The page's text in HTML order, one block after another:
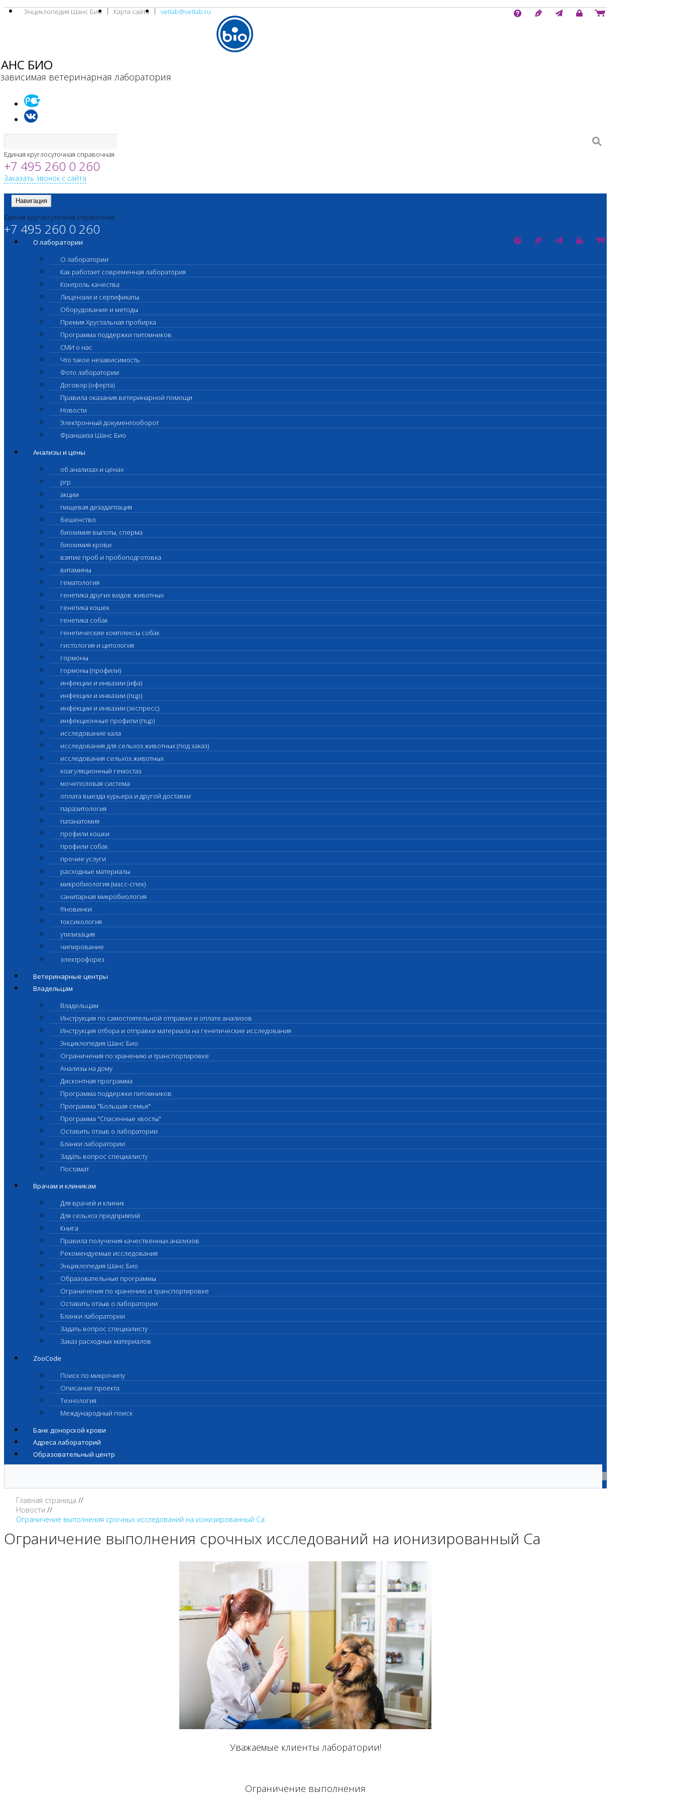
Энциклопедия Шанс Био Карта сайта vetlab@vetlab.ru
БИО
ветеринарная лаборатория
Единая круглосуточная справочная
+7 495 260 0 260
Заказать звонок с сайта
Навигация
Единая круглосуточная справочная
+7 495 260 0 260
О лаборатории
О лаборатории
Как работает современная лаборатория
Контроль качества
Лицензии и сертификаты
Оборудование и методы
Премия Хрустальная пробирка
Программа поддержки питомников
СМИ о нас
Что такое независимость
Фото лаборатории
Договор (оферта)
Правила оказания ветеринарной помощи
Новости
Электронный документооборот
Франшиза Шанс Био
Анализы и цены
об анализах и ценах
prp
акции
пищевая дезадаптация
бешенство
биохимия выпоты, сперма
биохимия крови
взятие проб и пробоподготовка
витамины
гематология
генетика других видов животных
генетика кошек
генетика собак
генетические комплексы собак
гистология и цитология
гормоны
гормоны (профили)
инфекции и инвазии (ифа)
инфекции и инвазии (пцр)
инфекции и инвазии (экспресс)
инфекционные профили (пцр)
исследование кала
исследования для сельхоз.животных (под заказ)
исследования сельхоз.животных
коагуляционный гемостаз
мочеполовая система
оплата выезда курьера и другой доставки
паразитология
патанатомия
профили кошки
профили собак
прочие услуги
расходные материалы
микробиология (масс-спек)
санитарная микробиология
!!!новинки
токсикология
утилизация
чипирование
электрофорез
Ветеринарные центры
Владельцам
Владельцам
Инструкция по самостоятельной отправке и оплате анализов
Инструкция отбора и отправки материала на генетические исследования
Энциклопедия Шанс Био
Ограничения по хранению и транспортировке
Анализы на дому
Дисконтная программа
Программа поддержки питомников
Программа "Большая семья"
Программа "Спасенные хвосты"
Оставить отзыв о лаборатории
Бланки лаборатории
Задать вопрос специалисту
Постамат
Врачам и клиникам
Для врачей и клиник
Для сельхоз предприятий
Книга
Правила получения качественных анализов
Рекомендуемые исследования
Энциклопедия Шанс Био
Образовательные программы
Ограничения по хранению и транспортировке
Оставить отзыв о лаборатории
Бланки лаборатории
Задать вопрос специалисту
Заказ расходных материалов
ZooCode
Поиск по микрочипу
Описание проекта
Технология
Международный поиск
Банк донорской крови
Адреса лабораторий
Образовательный центр
Главная страница
Новости
Ограничение выполнения срочных исследований на ионизированный Са
Ограничение выполнения срочных исследований на ионизированный Са
Уважаемые клиенты лаборатории!
Ограничение выполнения